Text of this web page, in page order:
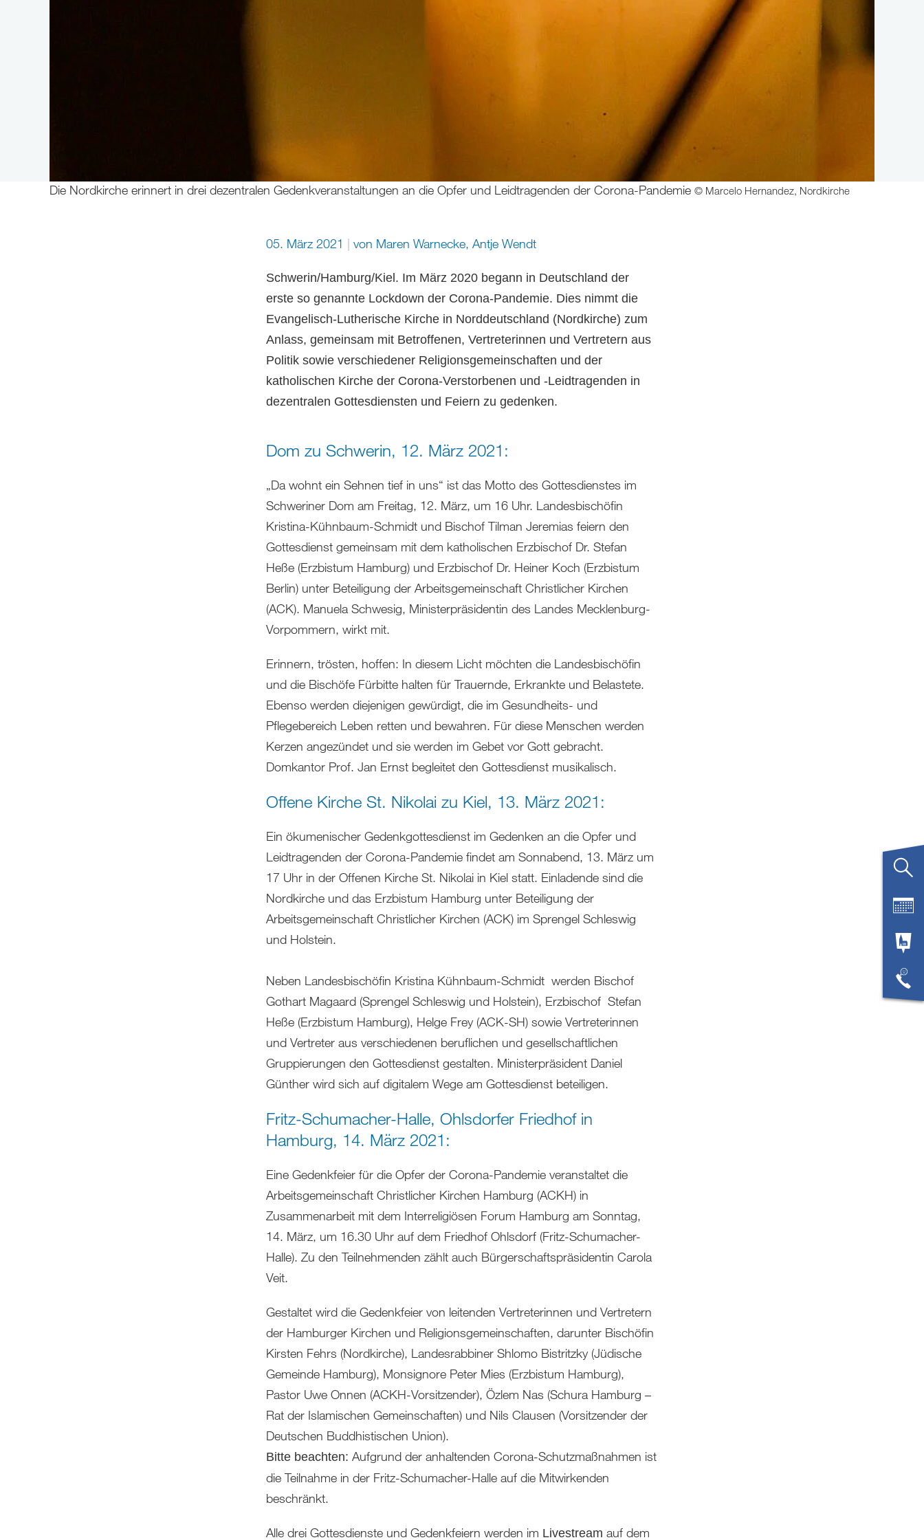
Die Nordkirche erinnert in drei dezentralen Gedenkveranstaltungen an die Opfer und Leidtragenden der Corona-Pandemie © Marcelo Hernandez, Nordkirche
05. März 2021 von Maren Warnecke,Antje Wendt
Schwerin/Hamburg/Kiel. Im März 2020 begann in Deutschland der
erste so genannte Lockdown der Corona-Pandemie. Dies nimmt die
Evangelisch-Lutherische Kirche in Norddeutschland (Nordkirche) zum
Anlass, gemeinsam mit Betroffenen, Vertreterinnen und Vertretern aus
Politik sowie verschiedener Religionsgemeinschaften und der
katholischen Kirche der Corona-Verstorbenen und -Leidtragenden in
dezentralen Gottesdiensten und Feiern zu gedenken.
Dom zu Schwerin, 12. März 2021:
„Da wohnt ein Sehnen tief in uns“ ist das Motto des Gottesdienstes im
Schweriner Dom am Freitag, 12. März, um 16 Uhr. Landesbischöfin
Kristina-Kühnbaum-Schmidt und Bischof Tilman Jeremias feiern den
Gottesdienst gemeinsam mit dem katholischen Erzbischof Dr. Stefan
Heße (Erzbistum Hamburg) und Erzbischof Dr. Heiner Koch (Erzbistum
Berlin) unter Beteiligung der Arbeitsgemeinschaft Christlicher Kirchen
(ACK). Manuela Schwesig, Ministerpräsidentin des Landes Mecklenburg-
Vorpommern, wirkt mit.
Erinnern, trösten, hoffen: In diesem Licht möchten die Landesbischöfin
und die Bischöfe Fürbitte halten für Trauernde, Erkrankte und Belastete.
Ebenso werden diejenigen gewürdigt, die im Gesundheits- und
Pflegebereich Leben retten und bewahren. Für diese Menschen werden
Kerzen angezündet und sie werden im Gebet vor Gott gebracht.
Domkantor Prof. Jan Ernst begleitet den Gottesdienst musikalisch.
Offene Kirche St. Nikolai zu Kiel, 13. März 2021:
Ein ökumenischer Gedenkgottesdienst im Gedenken an die Opfer und
Leidtragenden der Corona-Pandemie findet am Sonnabend, 13. März um
17 Uhr in der Offenen Kirche St. Nikolai in Kiel statt. Einladende sind die
Nordkirche und das Erzbistum Hamburg unter Beteiligung der
Arbeitsgemeinschaft Christlicher Kirchen (ACK) im Sprengel Schleswig
und Holstein.
Neben Landesbischöfin Kristina Kühnbaum-Schmidt werden Bischof
Gothart Magaard (Sprengel Schleswig und Holstein), Erzbischof Stefan
Heße (Erzbistum Hamburg), Helge Frey (ACK-SH) sowie Vertreterinnen
und Vertreter aus verschiedenen beruflichen und gesellschaftlichen
Gruppierungen den Gottesdienst gestalten. Ministerpräsident Daniel
Günther wird sich auf digitalem Wege am Gottesdienst beteiligen.
Fritz-Schumacher-Halle, Ohlsdorfer Friedhof in
Hamburg, 14. März 2021:
Eine Gedenkfeier für die Opfer der Corona-Pandemie veranstaltet die
Arbeitsgemeinschaft Christlicher Kirchen Hamburg (ACKH) in
Zusammenarbeit mit dem Interreligiösen Forum Hamburg am Sonntag,
14. März, um 16.30 Uhr auf dem Friedhof Ohlsdorf (Fritz-Schumacher-
Halle). Zu den Teilnehmenden zählt auch Bürgerschaftspräsidentin Carola
Veit.
Gestaltet wird die Gedenkfeier von leitenden Vertreterinnen und Vertretern
der Hamburger Kirchen und Religionsgemeinschaften, darunter Bischöfin
Kirsten Fehrs (Nordkirche), Landesrabbiner Shlomo Bistritzky (Jüdische
Gemeinde Hamburg), Monsignore Peter Mies (Erzbistum Hamburg),
Pastor Uwe Onnen (ACKH-Vorsitzender), Özlem Nas (Schura Hamburg –
Rat der Islamischen Gemeinschaften) und Nils Clausen (Vorsitzender der
Deutschen Buddhistischen Union).
Bitte beachten: Aufgrund der anhaltenden Corona-Schutzmaßnahmen ist
die Teilnahme in der Fritz-Schumacher-Halle auf die Mitwirkenden
beschränkt.
Alle drei Gottesdienste und Gedenkfeiern werden im Livestream auf dem